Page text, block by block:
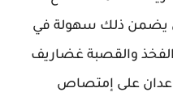
يضمن ذلك سهولة في
والقصبة غضاريف
على إمتصاص